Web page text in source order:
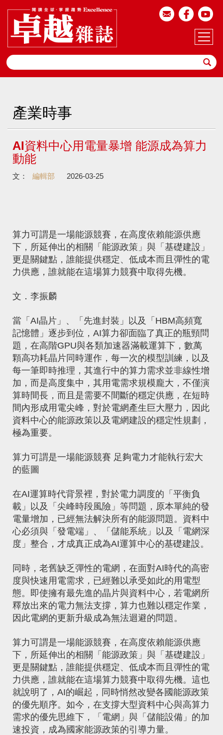
產業時事
AI資料中心用電量暴增 能源成為算力
動能
文： 編輯部 2026-03-25
算力可謂是一場能源競賽，在高度依賴能源供應
下，所延伸出的相關「能源政策」與「基礎建設」
更是關鍵點，誰能提供穩定、低成本而且彈性的電
力供應，誰就能在這場算力競賽中取得先機。
文．李振麟
當「AI晶片」、「先進封裝」以及「HBM高頻寬
記憶體」逐步到位，AI算力卻面臨了真正的瓶頸問
題，在高階GPU與各類加速器滿載運算下，數萬
顆高功耗晶片同時運作，每一次的模型訓練，以及
每一筆即時推理，其進行中的算力需求並非線性增
加，而是高度集中，其用電需求規模龐大，不僅演
算時間長，而且是需要不間斷的穩定供應，在短時
間內形成用電尖峰，對於電網產生巨大壓力，因此
資料中心的能源政策以及電網建設的穩定性規劃，
極為重要。
算力可謂是一場能源競賽 足夠電力才能執行宏大
的藍圖
在AI運算時代背景裡，對於電力調度的「平衡負
載」以及「尖峰時段風險」等問題，原本單純的發
電量增加，已經無法解決所有的能源問題。資料中
心必須與「發電端」、「儲能系統」以及「電網深
度」整合，才成真正成為AI運算中心的基礎建設。
同時，老舊缺乏彈性的電網，在面對AI時代的高密
度與快速用電需求，已經難以承受如此的用電型
態。即使擁有最先進的晶片與資料中心，若電網所
釋放出來的電力無法支撐，算力也難以穩定作業，
因此電網的更新升級成為無法迴避的問題。
算力可謂是一場能源競賽，在高度依賴能源供應
下，所延伸出的相關「能源政策」與「基礎建設」
更是關鍵點，誰能提供穩定、低成本而且彈性的電
力供應，誰就能在這場算力競賽中取得先機。這也
就說明了，AI的崛起，同時悄然改變各國能源政策
的優先順序。如今，在支撐大型資料中心與高算力
需求的優先思維下，「電網」與「儲能設備」的加
速投資，成為國家能源政策的引導力量。